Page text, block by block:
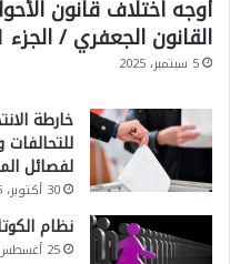
أوجه اختلاف قانون
القانون الجعفري / الجزء 1
5 سبتمبر، 2025
لفصائل
30 أكتوبر، 2025
نظام
25 أغسطس، 2025